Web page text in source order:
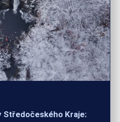
Středočeského Kraje: